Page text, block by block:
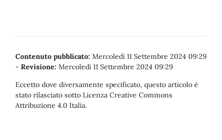
Contenuto pubblicato: Mercoledì 11 Settembre 2024 09:29
- Revisione: Mercoledì 11 Settembre 2024 09:29
Eccetto dove diversamente specificato, questo articolo è
stato rilasciato sotto Licenza Creative Commons
Attribuzione 4.0 Italia.